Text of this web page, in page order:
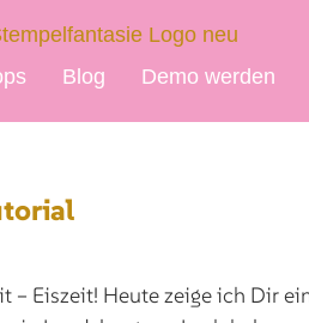
Blog Demo werden
Eiszeit! Heute zeige ich Dir